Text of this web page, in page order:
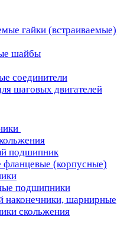
гайки (встраиваемые)
шайбы
соединители
шаговых двигателей
подшипник
(корпусные)
подшипники
шарнирные
скольжения